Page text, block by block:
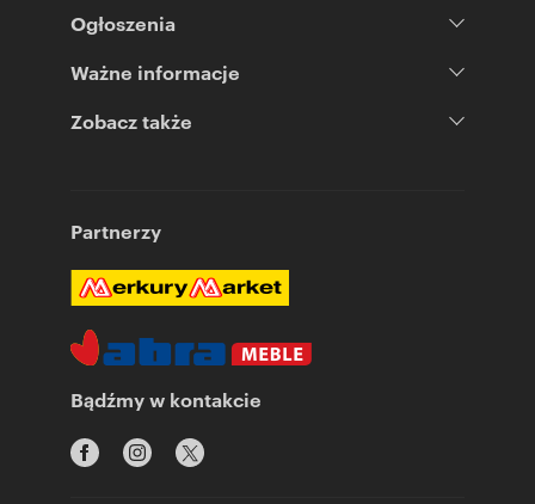
Ogłoszenia
Ważne informacje
Zobacz także
Partnerzy
Bądźmy w kontakcie